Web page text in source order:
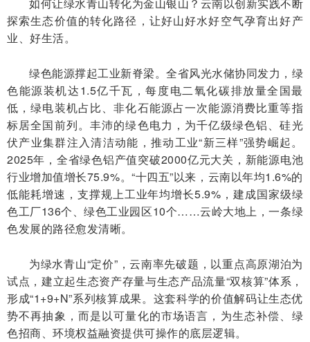
如何让绿水青山转化为金山银山？云南以创新实践不断
探索生态价值的转化路径，让好山好水好空气孕育出好产
业、好生活。
绿色能源撑起工业新脊梁。全省风光水储协同发力，绿
色能源装机达1.5亿千瓦，每度电二氧化碳排放量全国最
低，绿电装机占比、非化石能源占一次能源消费比重等指
标居全国前列。丰沛的绿色电力，为千亿级绿色铝、硅光
伏产业集群注入清洁动能，推动工业“新三样”强势崛起。
2025年，全省绿色铝产值突破2000亿元大关，新能源电池
行业增加值增长75.9%。“十四五”以来，云南以年均1.6%的
低能耗增速，支撑规上工业年均增长5.9%，建成国家级绿
色工厂136个、绿色工业园区10个……云岭大地上，一条绿
色发展的路径愈发清晰。
为绿水青山“定价”，云南率先破题，以重点高原湖泊为
试点，建立起生态资产存量与生态产品流量“双核算”体系，
形成“1+9+N”系列核算成果。这套科学的价值解码让生态优
势不再抽象，而是以可量化的市场语言，为生态补偿、绿
色招商、环境权益融资提供可操作的底层逻辑。